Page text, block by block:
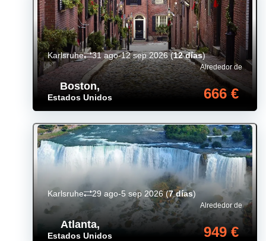
Boston,
Estados Unidos
Alrededor de
666 €
Karlsruhe 31 ago-12 sep 2026(12 días)
Atlanta,
Estados Unidos
Alrededor de
949 €
Karlsruhe 29 ago-5 sep 2026(7 días)